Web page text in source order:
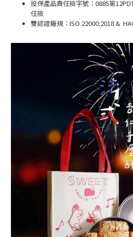
投保產品責任險字號：0885第
任險
雙認證廠規：ISO 22000:2018 &